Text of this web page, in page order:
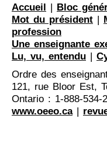
Accueil | Bloc
Mot du président |
profession
Une enseignante
Lu, vu, entendu |
Ordre des
121, rue Bloor Est,
Ontario : 1-888-534-
www.oeeo.ca|